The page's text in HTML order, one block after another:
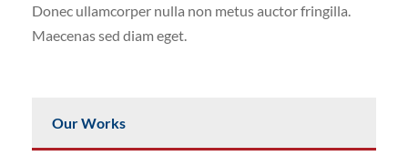
Donec ullamcorper nulla non metus auctor fringilla.
Maecenas sed diam eget.
Our Works